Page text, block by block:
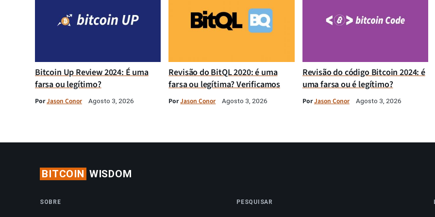
Bitcoin Up Review 2024: É uma
farsa ou legítimo?
PorJason Conor Agosto 3, 2026
Revisão do BitQL 2020: é uma
farsa ou legítima? Verificamos
PorJason Conor Agosto 3, 2026
Revisão do código Bitcoin 2024: é
uma farsa ou é legítimo?
PorJason Conor Agosto 3, 2026
BITCOIN WISDOM
SOBRE PESQUISAR